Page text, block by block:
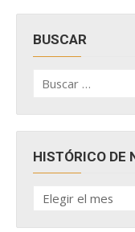
BUSCAR
por:
HISTÓRICO DE
HISTÓRICO
DE